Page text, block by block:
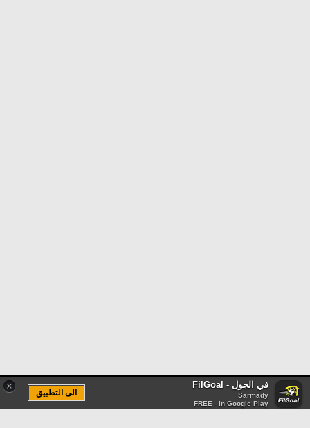
× في الجول - FilGoal
Sarmady
FREE - In Google Play
الى التطبيق